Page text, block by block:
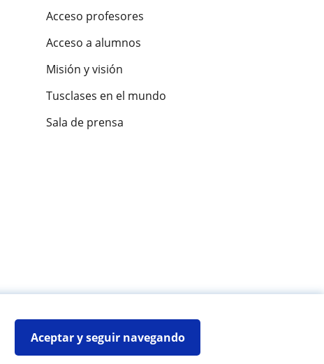
Aceptar y seguir navegando
Acceso profesores
Acceso a alumnos
Misión y visión
Tusclases en el mundo
Sala de prensa
Mapa web:Profesores particulares